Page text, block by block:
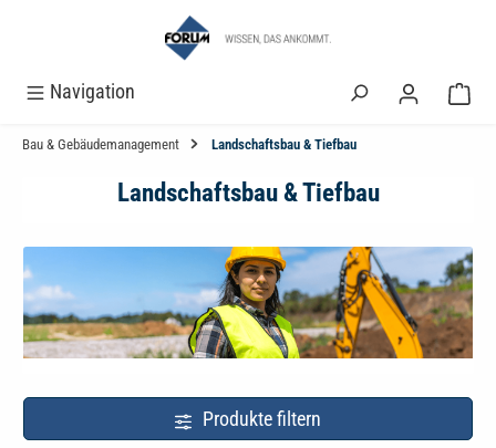
Navigation
Bau & Gebäudemanagement Landschaftsbau & Tiefbau
Landschaftsbau & Tiefbau
Produkte filtern